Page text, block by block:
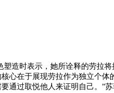
造时表示，她所诠释的劳拉
心在于展现劳拉作为独立个体
通过取悦他人来证明自己。”苏